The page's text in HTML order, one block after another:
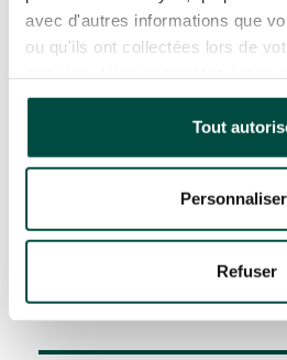
avec d'autres informations que
ou qu'ils ont collectées lors de
continuez à utiliser notre site
Tout
Personnaliser
Refuser
8 exemples
avec la tablette en école
maternelle